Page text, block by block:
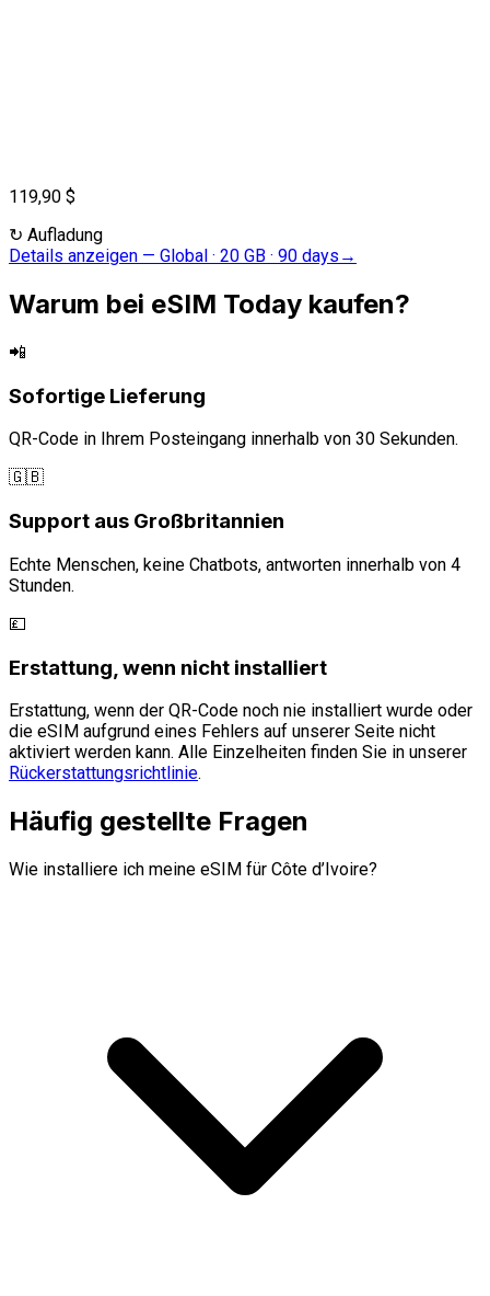
119,90 $
↻ Aufladung
Details anzeigen — Global · 20 GB · 90 days →
Warum bei eSIM Today kaufen?
📲
Sofortige Lieferung
QR-Code in Ihrem Posteingang innerhalb von 30 Sekunden.
🇬🇧
Support aus Großbritannien
Echte Menschen, keine Chatbots, antworten innerhalb von 4
Stunden.
💷
Erstattung, wenn nicht installiert
Erstattung, wenn der QR-Code noch nie installiert wurde oder
die eSIM aufgrund eines Fehlers auf unserer Seite nicht
aktiviert werden kann. Alle Einzelheiten finden Sie in unserer
Rückerstattungsrichtlinie.
Häufig gestellte Fragen
Wie installiere ich meine eSIM für Côte d’Ivoire?